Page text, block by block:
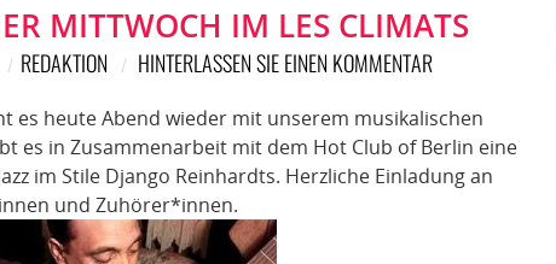
MITTWOCH IM LES CLIMATS
REDAKTION HINTERLASSEN SIE EINEN KOMMENTAR
es heute Abend wieder mit unserem musikalischen
es in Zusammenarbeit mit dem Hot Club of Berlin eine
im Stile Django Reinhardts. Herzliche Einladung an
und Zuhörer*innen.